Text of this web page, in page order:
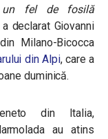
un fel de fosilă
a declarat Giovanni
Milano-Bicocca
din Alpi, care a
duminică.
din Italia,
au atins